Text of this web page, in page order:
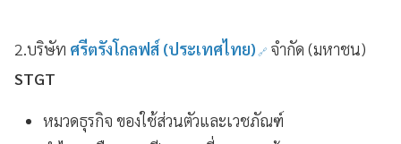
2.บริษัท ศรีตรังโกลฟส์ (ประเทศไทย) จำกัด (มหาชน)
STGT
หมวดธุรกิจ ของใช้ส่วนตัวและเวชภัณฑ์